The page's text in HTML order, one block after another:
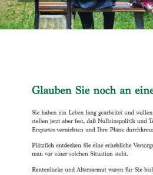
Versicherungsberatung